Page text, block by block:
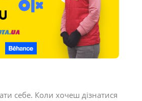
себе. Коли хочеш дізнатися